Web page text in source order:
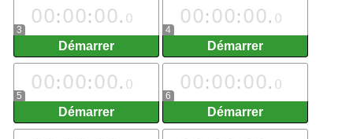
3
00: 00: 00. 0
4
00: 00: 00. 0
5
00: 00: 00. 0
6
00: 00: 00. 0